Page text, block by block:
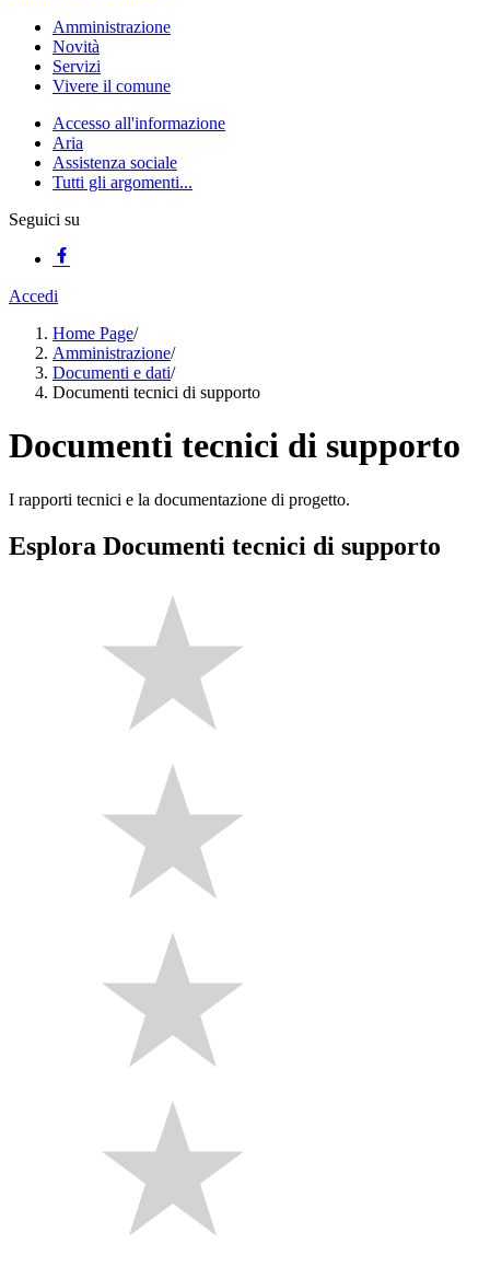
Amministrazione
Novità
Servizi
Vivere il comune
Accesso all'informazione
Aria
Assistenza sociale
Tutti gli argomenti...
Seguici su
Accedi
Home Page/
Amministrazione/
Documenti e dati/
Documenti tecnici di supporto
Documenti tecnici di supporto
I rapporti tecnici e la documentazione di progetto.
Esplora Documenti tecnici di supporto